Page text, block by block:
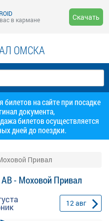
в кармане
Скачать
ОМСКА
на сайте при посадке
документа,
билетов осуществляется
дней до поездки.
Привал
- Моховой Привал
12авг